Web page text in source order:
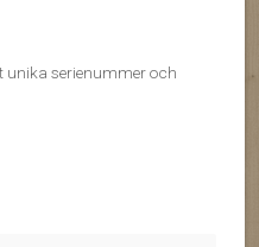
unika serienummer och